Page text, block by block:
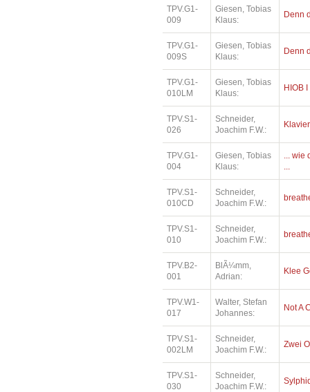
TPV.G1-
009
Giesen, Tobias
Klaus:
Denn
TPV.G1-
009S
Giesen, Tobias
Klaus:
Denn
TPV.G1-
010LM
Giesen, Tobias
Klaus:
HIOB I
TPV.S1-
026
Schneider,
Joachim F.W.:
TPV.G1-
004
Giesen, Tobias
Klaus:
... wie
...
TPV.S1-
010CD
Schneider,
Joachim F.W.:
TPV.S1-
010
Schneider,
Joachim F.W.:
TPV.B2-
001
BlÃ¼mm,
Adrian:
Klee
TPV.W1-
017
Walter, Stefan
Johannes:
Not A
TPV.S1-
002LM
Schneider,
Joachim F.W.:
Zwei
TPV.S1-
030
Schneider,
Joachim F.W.: